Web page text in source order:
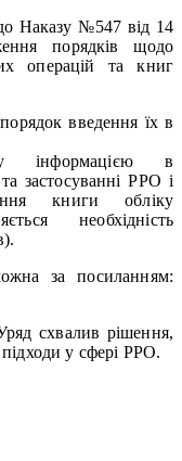
Наказу №547 від 14
порядків щодо
операцій та книг
введення їх в
інформацією в
застосуванні РРО і
книги обліку
необхідність
за посиланням:
схвалив рішення,
підходи у сфері РРО.